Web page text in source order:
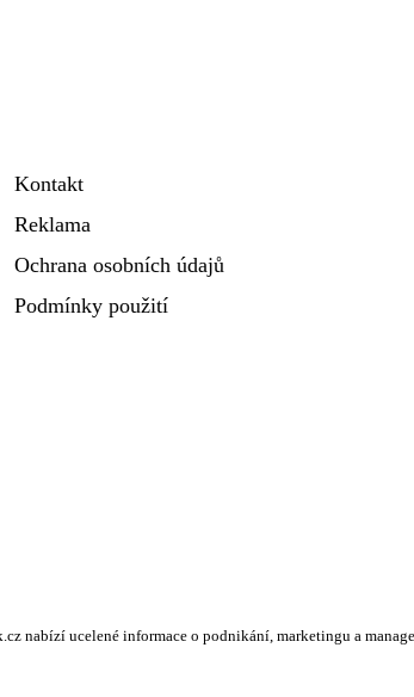
Kontakt
Reklama
Ochrana osobních údajů
Podmínky použití
nabízí ucelené informace o podnikání, marketingu a